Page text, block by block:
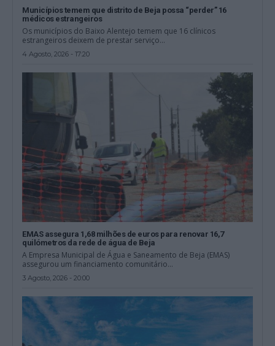
Municípios temem que distrito de Beja possa “perder” 16
médicos estrangeiros
Os municípios do Baixo Alentejo temem que 16 clínicos
estrangeiros deixem de prestar serviço...
4 Agosto, 2026 - 17:20
EMAS assegura 1,68 milhões de euros para renovar 16,7
quilómetros da rede de água de Beja
A Empresa Municipal de Água e Saneamento de Beja (EMAS)
assegurou um financiamento comunitário...
3 Agosto, 2026 - 20:00